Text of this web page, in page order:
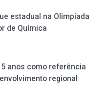
estadual na Olimpíada
de Química
anos como referência
regional